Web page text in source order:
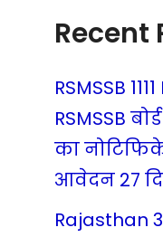
Recent
RSMSSB
RSMSSB
का
आवेदन 27
Rajasthan